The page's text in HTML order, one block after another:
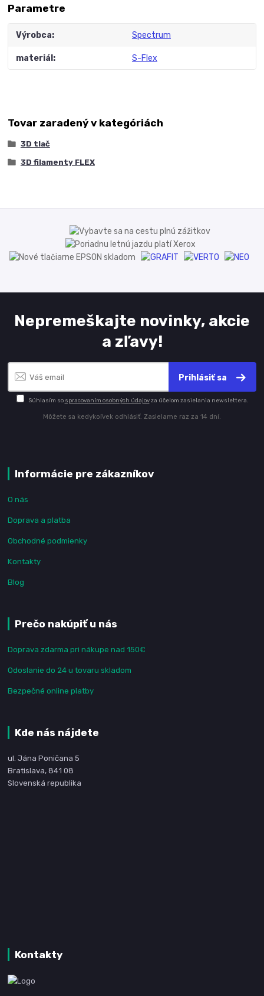
Parametre
Výrobca Spectrum
materiál S-Flex
Tovar zaradený v kategóriách
3D tlač
3D filamenty FLEX
Nepremeškajte novinky, akcie
a zľavy!
Prihlásiť sa
Súhlasím so spracovaním osobných údajovza účelom zasielania newslettera.
Môžete sa kedykoľvek odhlásiť. Zasielame raz za 14 dní.
Informácie pre zákazníkov
O nás
Doprava a platba
Obchodné podmienky
Kontakty
Blog
Prečo nakúpiť u nás
Doprava zdarma pri nákupe nad 150€
Odoslanie do 24 u tovaru skladom
Bezpečné online platby
Kde nás nájdete
ul. Jána Poničana 5
Bratislava, 841 08
Slovenská republika
Kontakty